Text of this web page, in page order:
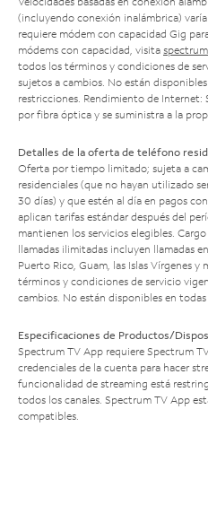
(incluyendo conexión inalámbrica)
requiere módem con capacidad Gig
módems con capacidad, visita
todos los términos y condiciones de
sujetos a cambios. No están
restricciones. Rendimiento de
por fibra óptica y se suministra a la
Detalles de la oferta de teléfono
Oferta por tiempo limitado; sujeta a
residenciales (que no hayan utilizado
30 días) y que estén al día en pagos
aplican tarifas estándar después del
mantienen los servicios elegibles.
llamadas ilimitadas incluyen llamadas
Puerto Rico, Guam, las Islas Vírgenes y
términos y condiciones de servicio
cambios. No están disponibles en
Especificaciones de Productos/
Spectrum TV App requiere Spectrum
credenciales de la cuenta para hacer
funcionalidad de streaming está
todos los canales. Spectrum TV App
compatibles.